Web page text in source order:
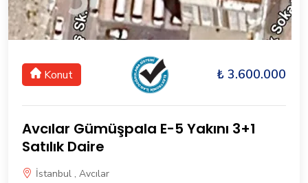
Konut ₺ 3.600.000
Avcılar Gümüşpala E-5 Yakını 3+1
Satılık Daire
İstanbul , Avcılar